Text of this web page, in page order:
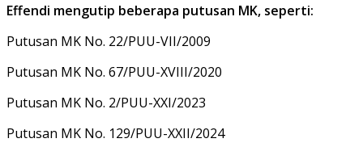
Effendi mengutip beberapa putusan MK, seperti:
Putusan MK No. 22/PUU-VII/2009
Putusan MK No. 67/PUU-XVIII/2020
Putusan MK No. 2/PUU-XXI/2023
Putusan MK No. 129/PUU-XXII/2024